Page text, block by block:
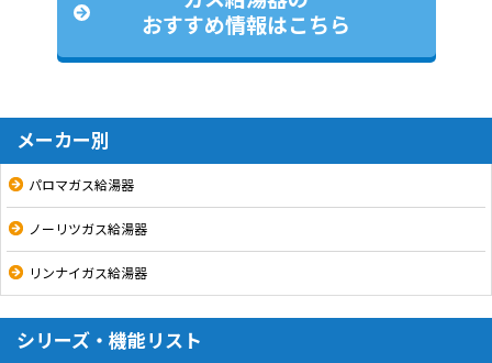
おすすめ情報はこちら
メーカー別
パロマガス給湯器
ノーリツガス給湯器
リンナイガス給湯器
シリーズ・機能リスト